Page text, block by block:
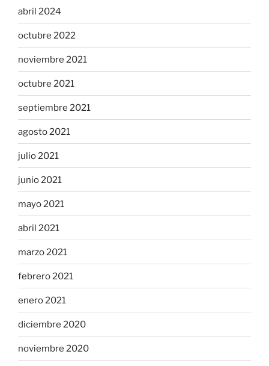
abril 2024
octubre 2022
noviembre 2021
octubre 2021
septiembre 2021
agosto 2021
julio 2021
junio 2021
mayo 2021
abril 2021
marzo 2021
febrero 2021
enero 2021
diciembre 2020
noviembre 2020